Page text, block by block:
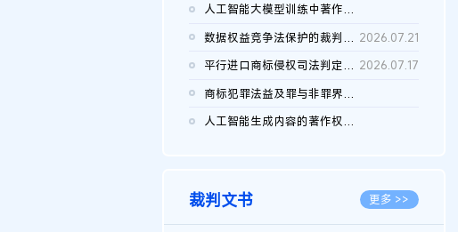
人工智能大模型训练中著作权的合理使用
2026.07.28
数据权益竞争法保护的裁判路径构建 2026.07.21
平行进口商标侵权司法判定规则的困境与纾解 2026.07.17
商标犯罪法益及罪与非罪界限研究
人工智能生成内容的著作权司法认定：演进逻辑、现实困境与规则建...
裁判文书 更多 >>